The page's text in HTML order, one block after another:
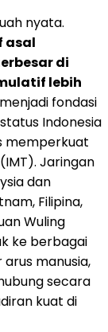
nyata.
asal
di
lebih
fondasi
Indonesia
memperkuat
Jaringan
dan
Filipina,
Wuling
ke berbagai
manusia,
secara
kuat di